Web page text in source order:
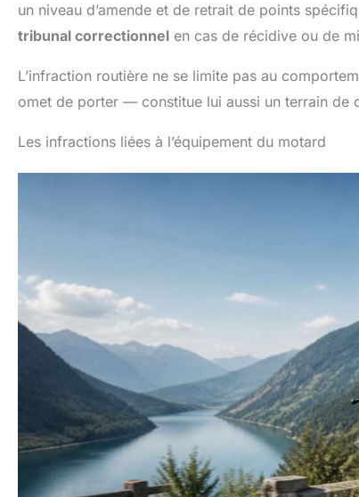
un niveau d’amende et de retrait de points
tribunal correctionnel en cas de récidive ou de
L’infraction routière ne se limite pas au
omet de porter — constitue lui aussi un terrain de
Les infractions liées à l’équipement du motard